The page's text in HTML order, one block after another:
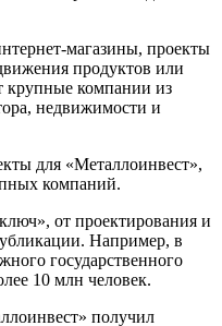
магазины, проекты
продуктов или
крупные компании из
недвижимости и
для «Металлоинвест»,
компаний.
от проектирования и
Например, в
государственного
10 млн человек.
получил